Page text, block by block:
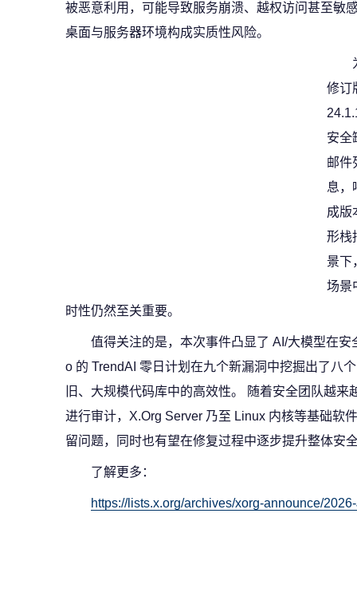
被恶意利用，可能导致服务崩溃、越权访问甚至敏
桌面与服务器环境构成实质性风险。
修订
安全
邮件
息，
成版
形栈
景下
场景
时性仍然至关重要。
值得关注的是，本次事件凸显了 AI/大模型在
o 的 TrendAI 零日计划在九个新漏洞中挖掘出了八
旧、大规模代码库中的高效性。 随着安全团队越
进行审计，X.Org Server 乃至 Linux 内核等基础软
留问题，同时也有望在修复过程中逐步提升整体安
了解更多：
https://lists.x.org/archives/xorg-announce/